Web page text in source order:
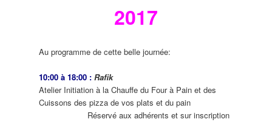
2017
Au programme de cette belle journée:
10:00 à 18:00 : Rafik
Atelier Initiation à la Chauffe du Four à Pain et des
Cuissons des pizza de vos plats et du pain
Réservé aux adhérents et sur inscription